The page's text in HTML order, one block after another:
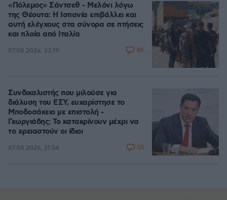
«Πόλεμος» Σάντσεθ - Μελόνι λόγω
της Θέουτα: Η Ισπανία επιβάλλει και
αυτή ελέγχους στα σύνορα σε πτήσεις
και πλοία από Ιταλία
07.08.2026, 23:19 48
Συνδικαλιστής που μιλούσε για
διάλυση του ΕΣΥ, ευχαρίστησε το
Μποδοσάκειο με επιστολή -
Γεωργιάδης: Το κατακρίνουν μέχρι να
το χρειαστούν οι ίδιοι
07.08.2026, 21:54 33